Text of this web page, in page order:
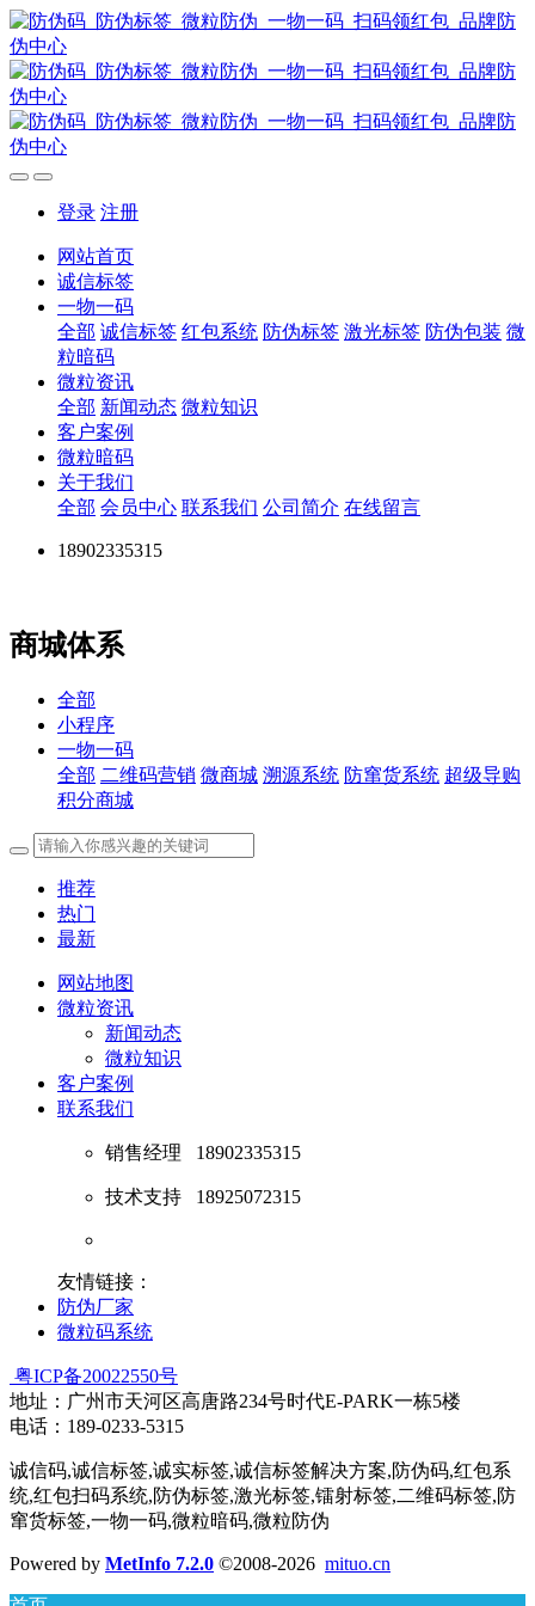
登录 注册
网站首页
诚信标签
一物一码
全部 诚信标签 红包系统 防伪标签 激光标签 防伪包装 微
粒暗码
微粒资讯
全部 新闻动态 微粒知识
客户案例
微粒暗码
关于我们
全部 会员中心 联系我们 公司简介 在线留言
18902335315
商城体系
全部
小程序
一物一码
全部 二维码营销 微商城 溯源系统 防窜货系统 超级导购
积分商城
推荐
热门
最新
网站地图
微粒资讯
新闻动态
微粒知识
客户案例
联系我们
销售经理 18902335315
技术支持 18925072315
友情链接：
防伪厂家
微粒码系统
粤ICP备20022550号
地址：广州市天河区高唐路234号时代E-PARK一栋5楼
电话：189-0233-5315
诚信码,诚信标签,诚实标签,诚信标签解决方案,防伪码,红包系
统,红包扫码系统,防伪标签,激光标签,镭射标签,二维码标签,防
窜货标签,一物一码,微粒暗码,微粒防伪
Powered by MetInfo 7.2.0 ©2008-2026 mituo.cn